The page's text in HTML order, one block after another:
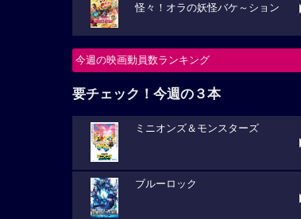
怪々！オラの妖怪バケ～ション
今週の映画動員数ランキング
要チェック！今週の３本
ミニオンズ＆モンスターズ
ブルーロック